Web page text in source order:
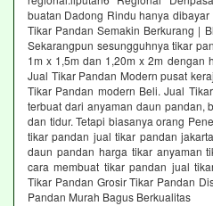
buatan Dadong Rindu hanya
Tikar Pandan Semakin Berkurang |
Sekarangpun sesungguhnya tikar
1m x 1,5m dan 1,20m x 2m dengan
Jual Tikar Pandan Modern pusat
Tikar Pandan modern Beli. Jual
terbuat dari anyaman daun pandan,
dan tidur. Tetapi biasanya orang
tikar pandan jual tikar pandan
daun pandan harga tikar anyaman
cara membuat tikar pandan jual
Tikar Pandan Grosir Tikar Pandan
Pandan Murah Bagus Berkualitas